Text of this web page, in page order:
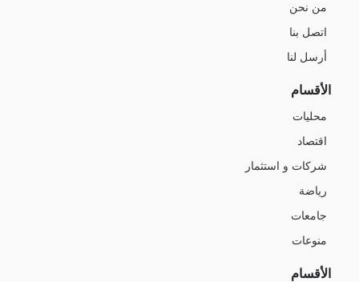
من نحن
اتصل بنا
أرسل لنا
الأقسام
محليات
اقتصاد
شركات و استثمار
رياضة
جامعات
منوعات
الأقسام